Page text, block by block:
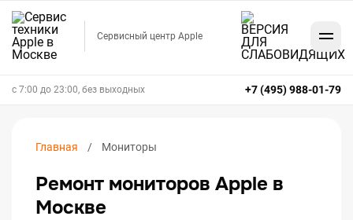
Сервисный центр Apple
+7 (495) 988-01-79
с 7:00 до 23:00, без выходных
Главная Мониторы
Ремонт мониторов Apple в
Москве